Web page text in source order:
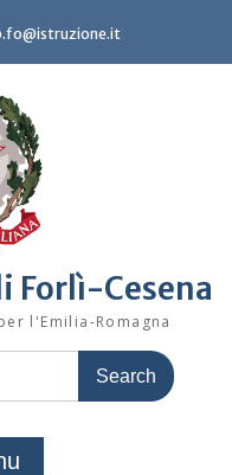
Forlì-Cesena
l'Emilia-Romagna